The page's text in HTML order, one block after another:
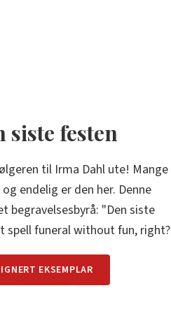
festen
til Irma Dahl ute! Mange
endelig er den her. Denne
begravelsesbyrå: "Den siste
spell funeral without fun, right?
EKSEMPLAR